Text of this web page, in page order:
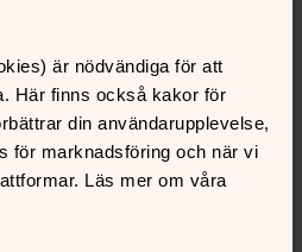
är nödvändiga för att
Här finns också kakor för
din användarupplevelse,
för marknadsföring och när vi
Läs mer om våra
samt om covid-19 så